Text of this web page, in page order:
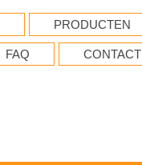
PRODUCTEN
FAQ CONTACT